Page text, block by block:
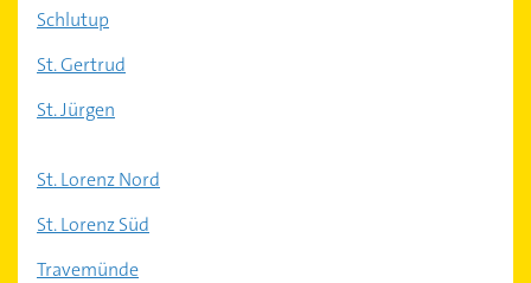
Schlutup
St. Gertrud
St. Jürgen
St. Lorenz Nord
St. Lorenz Süd
Travemünde